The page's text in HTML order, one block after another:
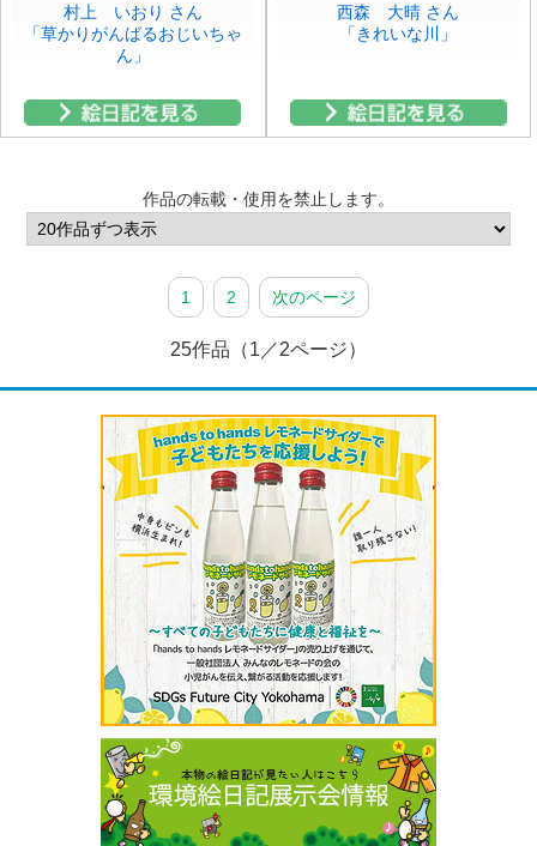
村上 いおり さん
「草かりがんばるおじいちゃ
ん」
西森 大晴 さん
「きれいな川」
作品の転載・使用を禁止します。
1 2 次のページ
25作品（1／2ページ）